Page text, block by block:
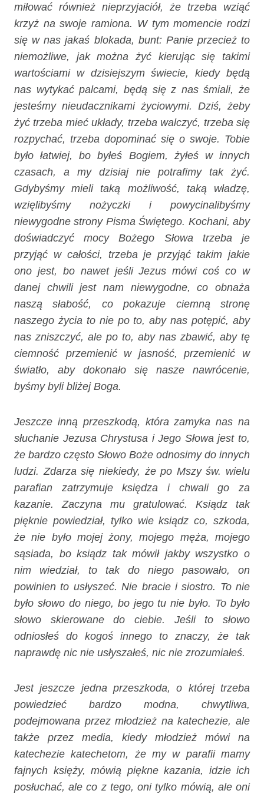
miłować również nieprzyjaciół, że trzeba wziąć
krzyż na swoje ramiona. W tym momencie rodzi
się w nas jakaś blokada, bunt: Panie przecież to
niemożliwe, jak można żyć kierując się takimi
wartościami w dzisiejszym świecie, kiedy będą
nas wytykać palcami, będą się z nas śmiali, że
jesteśmy nieudacznikami życiowymi. Dziś, żeby
żyć trzeba mieć układy, trzeba walczyć, trzeba się
rozpychać, trzeba dopominać się o swoje. Tobie
było łatwiej, bo byłeś Bogiem, żyłeś w innych
czasach, a my dzisiaj nie potrafimy tak żyć.
Gdybyśmy mieli taką możliwość, taką władzę,
wzięlibyśmy nożyczki i powycinalibyśmy
niewygodne strony Pisma Świętego. Kochani, aby
doświadczyć mocy Bożego Słowa trzeba je
przyjąć w całości, trzeba je przyjąć takim jakie
ono jest, bo nawet jeśli Jezus mówi coś co w
danej chwili jest nam niewygodne, co obnaża
naszą słabość, co pokazuje ciemną stronę
naszego życia to nie po to, aby nas potępić, aby
nas zniszczyć, ale po to, aby nas zbawić, aby tę
ciemność przemienić w jasność, przemienić w
światło, aby dokonało się nasze nawrócenie,
byśmy byli bliżej Boga.
Jeszcze inną przeszkodą, która zamyka nas na
słuchanie Jezusa Chrystusa i Jego Słowa jest to,
że bardzo często Słowo Boże odnosimy do innych
ludzi. Zdarza się niekiedy, że po Mszy św. wielu
parafian zatrzymuje księdza i chwali go za
kazanie. Zaczyna mu gratulować. Ksiądz tak
pięknie powiedział, tylko wie ksiądz co, szkoda,
że nie było mojej żony, mojego męża, mojego
sąsiada, bo ksiądz tak mówił jakby wszystko o
nim wiedział, to tak do niego pasowało, on
powinien to usłyszeć. Nie bracie i siostro. To nie
było słowo do niego, bo jego tu nie było. To było
słowo skierowane do ciebie. Jeśli to słowo
odniosłeś do kogoś innego to znaczy, że tak
naprawdę nic nie usłyszałeś, nic nie zrozumiałeś.
Jest jeszcze jedna przeszkoda, o której trzeba
powiedzieć bardzo modna, chwytliwa,
podejmowana przez młodzież na katechezie, ale
także przez media, kiedy młodzież mówi na
katechezie katechetom, że my w parafii mamy
fajnych księży, mówią piękne kazania, idzie ich
posłuchać, ale co z tego, oni tylko mówią, ale oni